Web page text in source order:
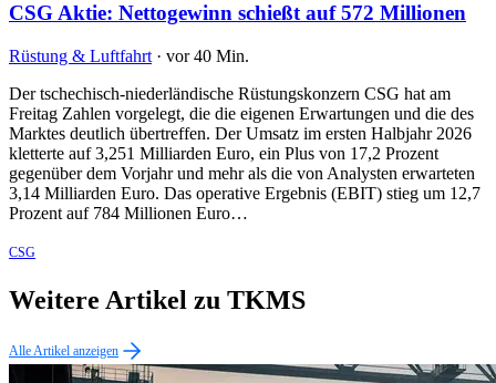
CSG Aktie: Nettogewinn schießt auf 572 Millionen
Rüstung & Luftfahrt · vor 40 Min.
Der tschechisch-niederländische Rüstungskonzern CSG hat am
Freitag Zahlen vorgelegt, die die eigenen Erwartungen und die des
Marktes deutlich übertreffen. Der Umsatz im ersten Halbjahr 2026
kletterte auf 3,251 Milliarden Euro, ein Plus von 17,2 Prozent
gegenüber dem Vorjahr und mehr als die von Analysten erwarteten
3,14 Milliarden Euro. Das operative Ergebnis (EBIT) stieg um 12,7
Prozent auf 784 Millionen Euro…
CSG
Weitere Artikel zu TKMS
Alle Artikel anzeigen